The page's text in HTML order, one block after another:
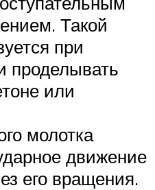
Такой
при
проделывать
или
молотка
движение
его вращения.